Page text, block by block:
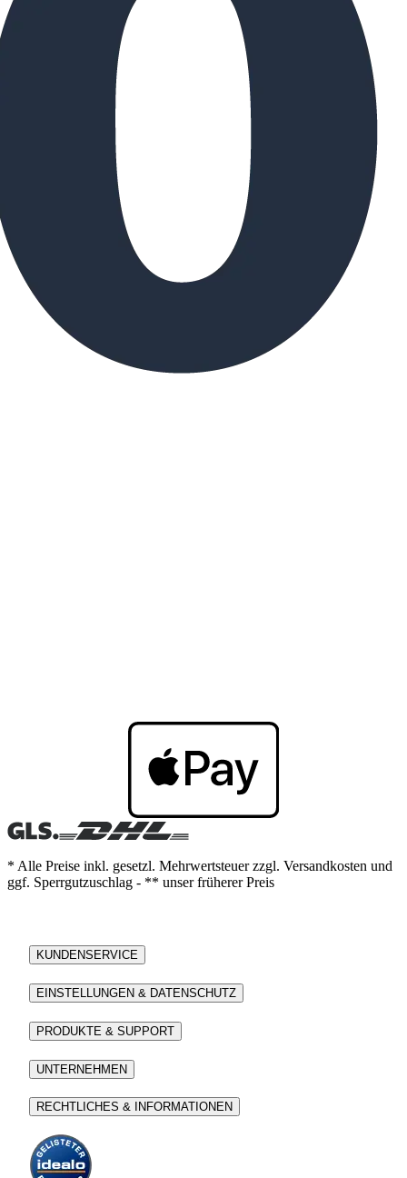
* Alle Preise inkl. gesetzl. Mehrwertsteuer zzgl. Versandkosten und
ggf. Sperrgutzuschlag - ** unser früherer Preis
KUNDENSERVICE
EINSTELLUNGEN & DATENSCHUTZ
PRODUKTE & SUPPORT
UNTERNEHMEN
RECHTLICHES & INFORMATIONEN